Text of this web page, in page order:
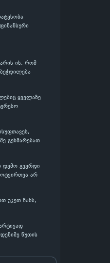
ის, რომ
ყველაზე
გეხმარებათ
დემო გვერდი
არ
უკეთ ჩანს,
წუთის